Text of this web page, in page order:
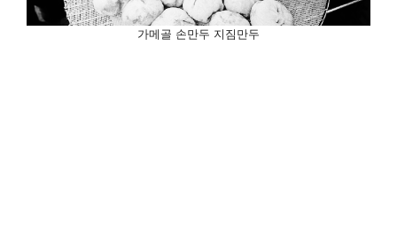
가메골 손만두 지짐만두